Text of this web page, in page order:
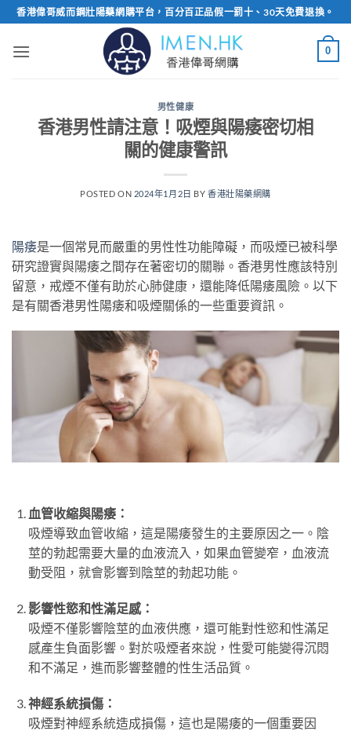
Skip
to
content
香港偉哥威而鋼壯陽藥網購平台，百分百正品假一罰十、30天免費退換。
0
男性健康
香港男性請注意！吸煙與陽痿密切相
關的健康警訊
POSTED ON 2024年1月2日 BY 香港壯陽藥網購
陽痿是一個常見而嚴重的男性性功能障礙，而吸煙已被科學
研究證實與陽痿之間存在著密切的關聯。香港男性應該特別
留意，戒煙不僅有助於心肺健康，還能降低陽痿風險。以下
是有關香港男性陽痿和吸煙關係的一些重要資訊。
血管收縮與陽痿：
吸煙導致血管收縮，這是陽痿發生的主要原因之一。陰
莖的勃起需要大量的血液流入，如果血管變窄，血液流
動受阻，就會影響到陰莖的勃起功能。
影響性慾和性滿足感：
吸煙不僅影響陰莖的血液供應，還可能對性慾和性滿足
感產生負面影響。對於吸煙者來說，性愛可能變得沉悶
和不滿足，進而影響整體的性生活品質。
神經系統損傷：
吸煙對神經系統造成損傷，這也是陽痿的一個重要因